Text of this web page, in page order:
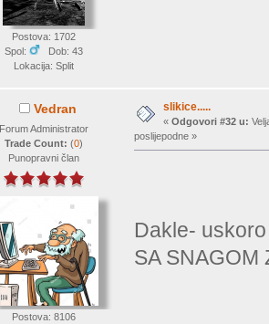
Postova: 1702
Spol:
Dob: 43
Lokacija: Split
Vedran
Forum Administrator
Trade Count: (0)
Punopravni član
Postova: 8106
slikice.....
« Odgovori #32 u:
poslijepodne »
Dakle-
SA SNAGOM